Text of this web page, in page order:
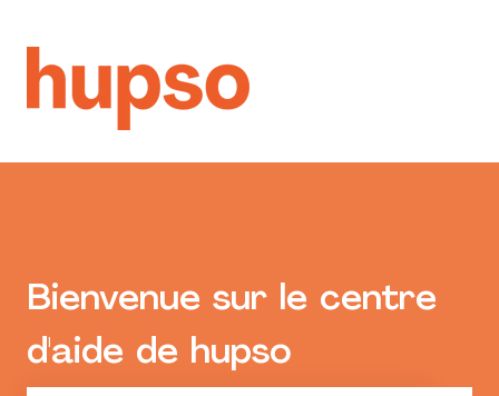
Bienvenue sur le centre
d'aide de hupso